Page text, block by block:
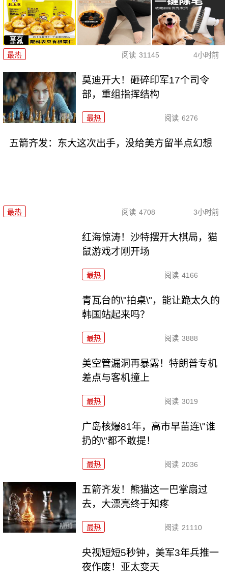
最热 阅读 31145 4小时前
莫迪开大！砸碎印军17个司令
部，重组指挥结构
最热 阅读 6276
五箭齐发：东大这次出手，没给美方留半点幻想
最热 阅读 4708 3小时前
红海惊涛！沙特摆开大棋局，猫
鼠游戏才刚开场
最热 阅读 4166
青瓦台的\"拍桌\"，能让跪太久的
韩国站起来吗？
最热 阅读 3888
美空管漏洞再暴露！特朗普专机
差点与客机撞上
最热 阅读 3019
广岛核爆81年，高市早苗连\"谁
扔的\"都不敢提！
最热 阅读 2036
五箭齐发！熊猫这一巴掌扇过
去，大漂亮终于知疼
最热 阅读 21110
央视短短5秒钟，美军3年兵推一
夜作废！亚太变天